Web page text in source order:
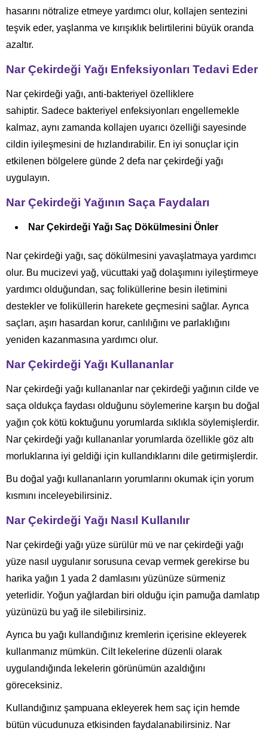
hasarını nötralize etmeye yardımcı olur, kollajen sentezini
teşvik eder, yaşlanma ve kırışıklık belirtilerini büyük oranda
azaltır.
Nar Çekirdeği Yağı Enfeksiyonları Tedavi Eder
Nar çekirdeği yağı, anti-bakteriyel özelliklere
sahiptir. Sadece bakteriyel enfeksiyonları engellemekle
kalmaz, aynı zamanda kollajen uyarıcı özelliği sayesinde
cildin iyileşmesini de hızlandırabilir. En iyi sonuçlar için
etkilenen bölgelere günde 2 defa nar çekirdeği yağı
uygulayın.
Nar Çekirdeği Yağının Saça Faydaları
Nar Çekirdeği Yağı Saç Dökülmesini Önler
Nar çekirdeği yağı, saç dökülmesini yavaşlatmaya yardımcı
olur. Bu mucizevi yağ, vücuttaki yağ dolaşımını iyileştirmeye
yardımcı olduğundan, saç foliküllerine besin iletimini
destekler ve foliküllerin harekete geçmesini sağlar. Ayrıca
saçları, aşırı hasardan korur, canlılığını ve parlaklığını
yeniden kazanmasına yardımcı olur.
Nar Çekirdeği Yağı Kullananlar
Nar çekirdeği yağı kullananlar nar çekirdeği yağının cilde ve
saça oldukça faydası olduğunu söylemerine karşın bu doğal
yağın çok kötü koktuğunu yorumlarda sıklıkla söylemişlerdir.
Nar çekirdeği yağı kullananlar yorumlarda özellikle göz altı
morluklarına iyi geldiği için kullandıklarını dile getirmişlerdir.
Bu doğal yağı kullananların yorumlarını okumak için yorum
kısmını inceleyebilirsiniz.
Nar Çekirdeği Yağı Nasıl Kullanılır
Nar çekirdeği yağı yüze sürülür mü ve nar çekirdeği yağı
yüze nasıl uygulanır sorusuna cevap vermek gerekirse bu
harika yağın 1 yada 2 damlasını yüzünüze sürmeniz
yeterlidir. Yoğun yağlardan biri olduğu için pamuğa damlatıp
yüzünüzü bu yağ ile silebilirsiniz.
Ayrıca bu yağı kullandığınız kremlerin içerisine ekleyerek
kullanmanız mümkün. Cilt lekelerine düzenli olarak
uygulandığında lekelerin görünümün azaldığını
göreceksiniz.
Kullandığınız şampuana ekleyerek hem saç için hemde
bütün vücudunuza etkisinden faydalanabilirsiniz. Nar